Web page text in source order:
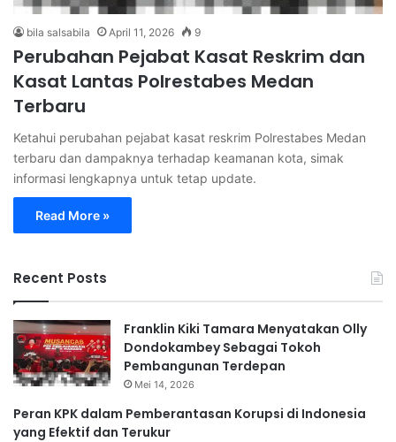
bila salsabila April 11, 2026 9
Perubahan Pejabat Kasat Reskrim dan
Kasat Lantas Polrestabes Medan
Terbaru
Ketahui perubahan pejabat kasat reskrim Polrestabes Medan
terbaru dan dampaknya terhadap keamanan kota, simak
informasi lengkapnya untuk tetap update.
Read More »
Recent Posts
Franklin Kiki Tamara Menyatakan Olly
Dondokambey Sebagai Tokoh
Pembangunan Terdepan
Mei 14, 2026
Peran KPK dalam Pemberantasan Korupsi di Indonesia
yang Efektif dan Terukur